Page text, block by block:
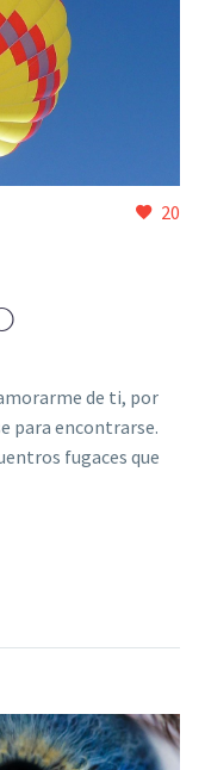
20
de ti, por
para encontrarse.
fugaces que